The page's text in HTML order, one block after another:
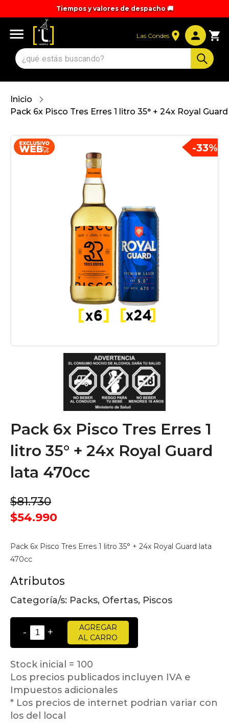
Tiempos y valores de despacho 🚚
Las Condes
Inicio
Pack 6x Pisco Tres Erres 1 litro 35° + 24x Royal
-33%
Pack 6x Pisco Tres Erres 1
litro 35° + 24x Royal Guard
lata 470cc
$81.730
$54.990
Pack 6x Pisco Tres Erres 1 litro 35° + 24x Royal Guard lata
470cc
Atributos
Categoría/s: Packs, Ofertas, Piscos
- +
AGREGAR
AL CARRO
Stock inicial = 100
Los precios publicados incluyen IVA e
Impuestos adicionales
* Los precios de internet podrian variar con
los del local